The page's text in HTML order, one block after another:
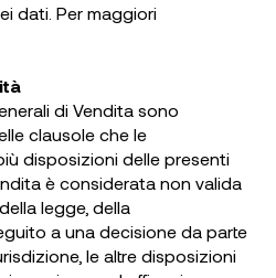
dati. Per maggiori
di Vendita sono
clausole che le
disposizioni delle presenti
è considerata non valida
legge, della
a una decisione da parte
le altre disposizioni